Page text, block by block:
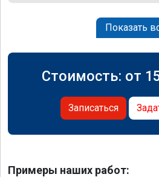
Показать
Стоимость: от
Записаться
Примеры наших работ: